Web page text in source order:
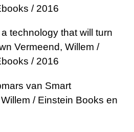
/ 2016
technology that will turn
Vermeend, Willem /
/ 2016
van Smart
/ Einstein Books en